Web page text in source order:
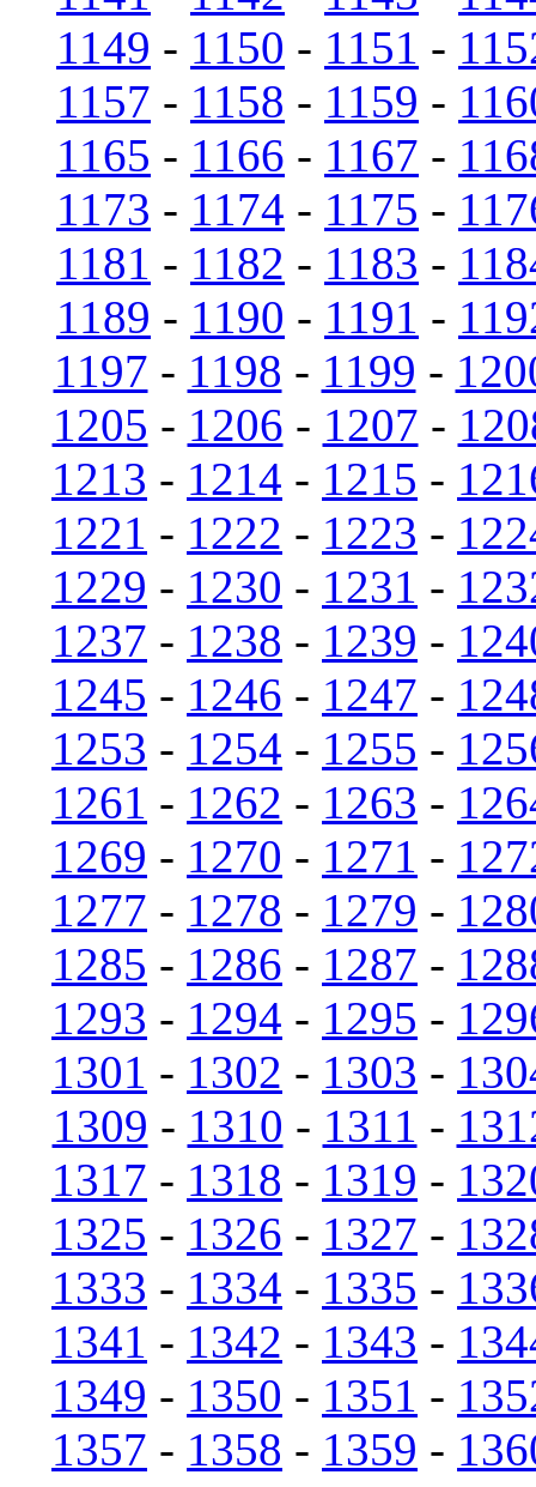
1149 - 1150 - 1151 -
1157 - 1158 - 1159 -
1165 - 1166 - 1167 -
1173 - 1174 - 1175 -
1181 - 1182 - 1183 -
1189 - 1190 - 1191 -
1197 - 1198 - 1199 -
1205 - 1206 - 1207 -
1213 - 1214 - 1215 -
1221 - 1222 - 1223 -
1229 - 1230 - 1231 -
1237 - 1238 - 1239 -
1245 - 1246 - 1247 -
1253 - 1254 - 1255 -
1261 - 1262 - 1263 -
1269 - 1270 - 1271 -
1277 - 1278 - 1279 -
1285 - 1286 - 1287 -
1293 - 1294 - 1295 -
1301 - 1302 - 1303 -
1309 - 1310 - 1311 -
1317 - 1318 - 1319 -
1325 - 1326 - 1327 -
1333 - 1334 - 1335 -
1341 - 1342 - 1343 -
1349 - 1350 - 1351 -
1357 - 1358 - 1359 -